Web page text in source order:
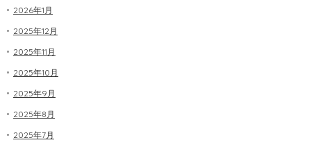
2026年1月
2025年12月
2025年11月
2025年10月
2025年9月
2025年8月
2025年7月